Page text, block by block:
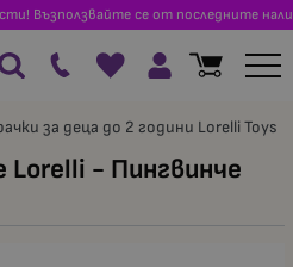
Възползвайте се от последните
за деца до 2 години Lorelli Toys
Lorelli - Пингвинче